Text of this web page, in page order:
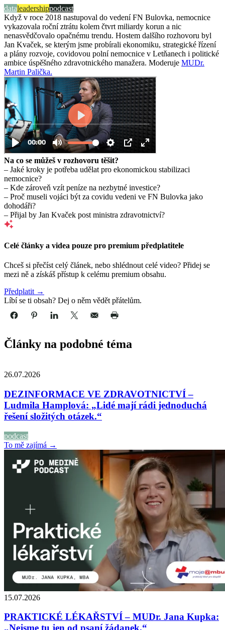
dataleadershippodcast
Když v roce 2018 nastupoval do vedení FN Bulovka, nemocnice
vykazovala roční ztrátu kolem čtvrt miliardy korun a nic
nenasvědčovalo opačnému trendu. Hostem dalšího rozhovoru byl
Jan Kvaček, se kterým jsme probírali ekonomiku, strategické řízení
a plány rozvoje, covidovou polní nemocnice v Letňanech i politické
ambice úspěšného zdravotnického manažera. Moderuje MUDr.
Martin Palička.
Na co se můžeš v rozhovoru těšit?
– Jaké kroky je potřeba udělat pro ekonomickou stabilizaci
nemocnice?
– Kde zároveň vzít peníze na nezbytné investice?
– Proč museli vojáci být za covidu vedeni ve FN Bulovka jako
dohodáři?
– Přijal by Jan Kvaček post ministra zdravotnictví?
Celé články a videa pouze pro premium předplatitele
Chceš si přečíst celý článek, nebo shlédnout celé video? Přidej se
mezi ně a získáš přístup k celému premium obsahu.
Předplatit →
Líbí se ti obsah? Dej o něm vědět přátelům.
Články na podobné téma
26.07.2026
DEZINFORMACE VE ZDRAVOTNICTVÍ –
Ludmila Hamplová: „Lidé mají rádi jednoduchá
řešení složitých otázek.“
podcast
To mě zajímá →
15.07.2026
PRAKTICKÉ LÉKAŘSTVÍ – MUDr. Jana Kupka:
„Nejsme tu jen od psaní žádanek.“